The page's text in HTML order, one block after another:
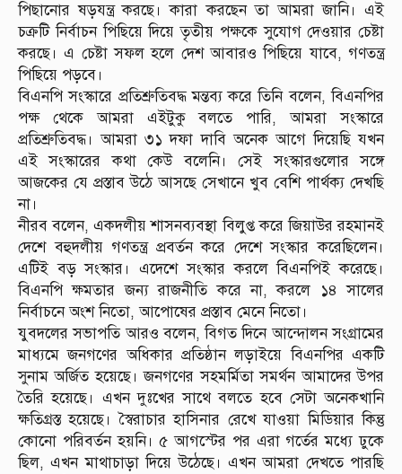
পিছানোর ষড়যন্ত্র করছে। কারা করছেন তা আমরা জানি। এই
চক্রটি নির্বাচন পিছিয়ে দিয়ে তৃতীয় পক্ষকে সুযোগ দেওয়ার চেষ্টা
করছে। এ চেষ্টা সফল হলে দেশ আবারও পিছিয়ে যাবে, গণতন্ত্র
পিছিয়ে পড়বে।
বিএনপি সংস্কারে প্রতিশ্রুতিবদ্ধ মন্তব্য করে তিনি বলেন, বিএনপির
পক্ষ থেকে আমরা এইটুকু বলতে পারি, আমরা সংস্কারে
প্রতিশ্রুতিবদ্ধ। আমরা ৩১ দফা দাবি অনেক আগে দিয়েছি যখন
এই সংস্কারের কথা কেউ বলেনি। সেই সংস্কারগুলোর সঙ্গে
আজকের যে প্রস্তাব উঠে আসছে সেখানে খুব বেশি পার্থক্য দেখছি
না।
নীরব বলেন, একদলীয় শাসনব্যবস্থা বিলুপ্ত করে জিয়াউর রহমানই
দেশে বহুদলীয় গণতন্ত্র প্রবর্তন করে দেশে সংস্কার করেছিলেন।
এটিই বড় সংস্কার। এদেশে সংস্কার করলে বিএনপিই করেছে।
বিএনপি ক্ষমতার জন্য রাজনীতি করে না, করলে ১৪ সালের
নির্বাচনে অংশ নিতো, আপোষের প্রস্তাব মেনে নিতো।
যুবদলের সভাপতি আরও বলেন, বিগত দিনে আন্দোলন সংগ্রামের
মাধ্যমে জনগণের অধিকার প্রতিষ্ঠান লড়াইয়ে বিএনপির একটি
সুনাম অর্জিত হয়েছে। জনগণের সহমর্মিতা সমর্থন আমাদের উপর
তৈরি হয়েছে। এখন দুঃখের সাথে বলতে হবে সেটা অনেকখানি
ক্ষতিগ্রস্ত হয়েছে। স্বৈরাচার হাসিনার রেখে যাওয়া মিডিয়ার কিন্তু
কোনো পরিবর্তন হয়নি। ৫ আগস্টের পর এরা গর্তের মধ্যে ঢুকে
ছিল, এখন মাথাচাড়া দিয়ে উঠেছে। এখন আমরা দেখতে পারছি